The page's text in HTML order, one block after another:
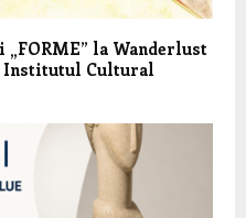
la Wanderlust
Institutul Cultural